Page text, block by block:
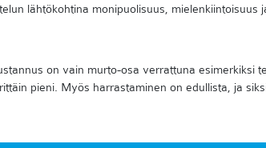
lähtökohtina monipuolisuus, mielenkiintoisuus
on vain murto-osa verrattuna esimerkiksi
pieni. Myös harrastaminen on edullista, ja